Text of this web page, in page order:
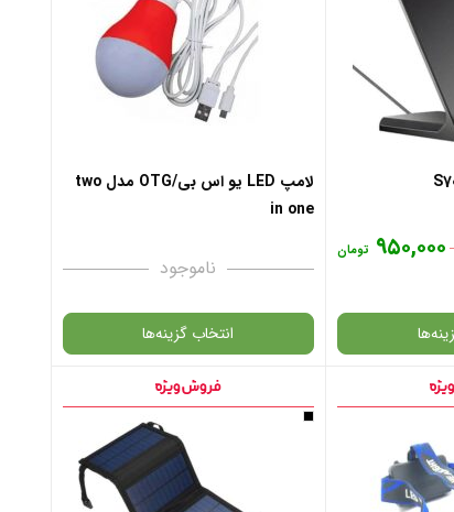
۹۵۰,۰۰۰ تومان
لامپ LED یو اس بی/OTG مدل two
in one
ناموجود
انتخاب گزینه‌ها
گارانتی